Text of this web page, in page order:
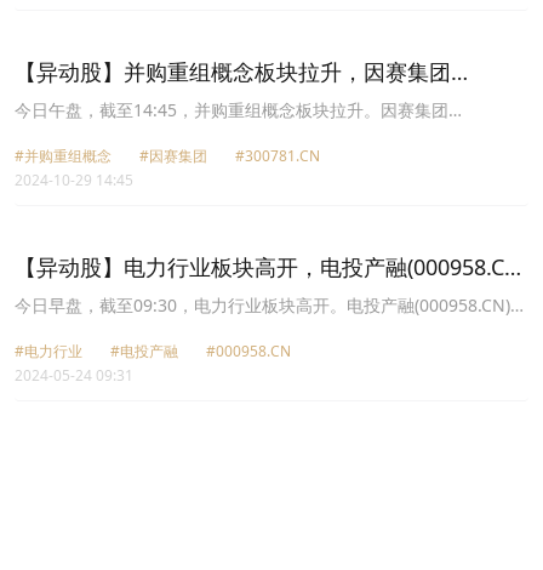
【异动股】并购重组概念板块拉升，因赛集团
(300781.CN)涨19.99%
今日午盘，截至14:45，并购重组概念板块拉升。因赛集团
报14.89元，旭杰科技(836149.CN)涨18.95%报26.3元，电投产融
(000958.CN)涨10.06%报7.99元，亚泰集团(600881.CN)涨10.05%报
报33.85元。
#并购重组概念 #因赛集团
#300781.CN
2024-10-29 14:45
【异动股】电力行业板块高开，电投产融(000958.CN)
涨10.02%
今日早盘，截至09:30，电力行业板块高开。电投产融(000958.CN)涨
源(600310.CN)涨9.88%报3.78元，大连热电(600719.CN)涨8.02%报
9.56元，廊坊发展(600149.CN)涨6.09%报4.18元，明星电力
#电力行业 #电投产融
#000958.CN
2024-05-24 09:31